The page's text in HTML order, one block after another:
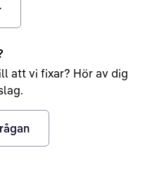
att vi fixar? Hör av dig